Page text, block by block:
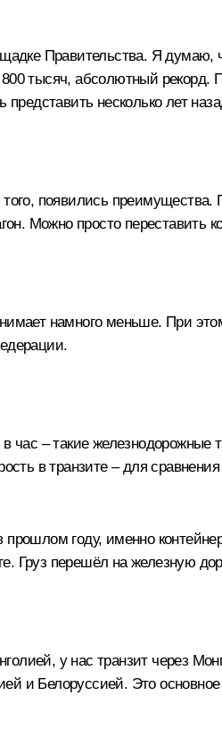
Правительства. Я думаю,
тысяч, абсолютный
несколько лет
появились
Можно просто
намного меньше. При
в час – такие
в транзите – для
году, именно
Груз перешёл на железную
у нас транзит через
и Белоруссией. Это